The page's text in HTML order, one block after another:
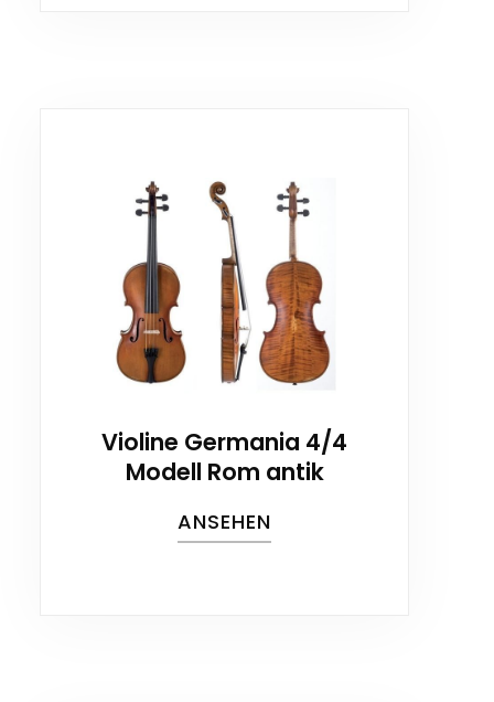
Violine Germania 4/4
Modell Rom antik
ANSEHEN